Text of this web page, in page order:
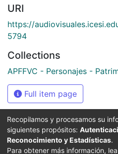
URI
https://
5794
Collections
APFFVC - Personajes -
Full item page
Recopilamos y procesamos su
siguientes propósitos:
Reconocimiento y Estadísticas.
Para obtener más información,